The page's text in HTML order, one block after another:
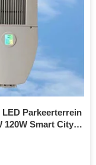
Parkeerterrein
120W Smart City